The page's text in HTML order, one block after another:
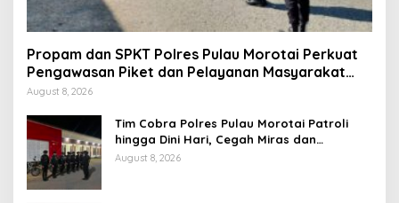
Propam dan SPKT Polres Pulau Morotai Perkuat
Pengawasan Piket dan Pelayanan Masyarakat
Selama 1×24 Jam
August 8, 2026
Tim Cobra Polres Pulau Morotai Patroli
hingga Dini Hari, Cegah Miras dan
Gangguan Kamtibmas
August 8, 2026